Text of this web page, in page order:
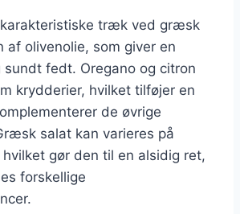
træk ved græsk
af olivenolie, som giver en
fedt. Oregano og citron
krydderier, hvilket tilføjer en
de øvrige
salat kan varieres på
gør den til en alsidig ret,
forskellige